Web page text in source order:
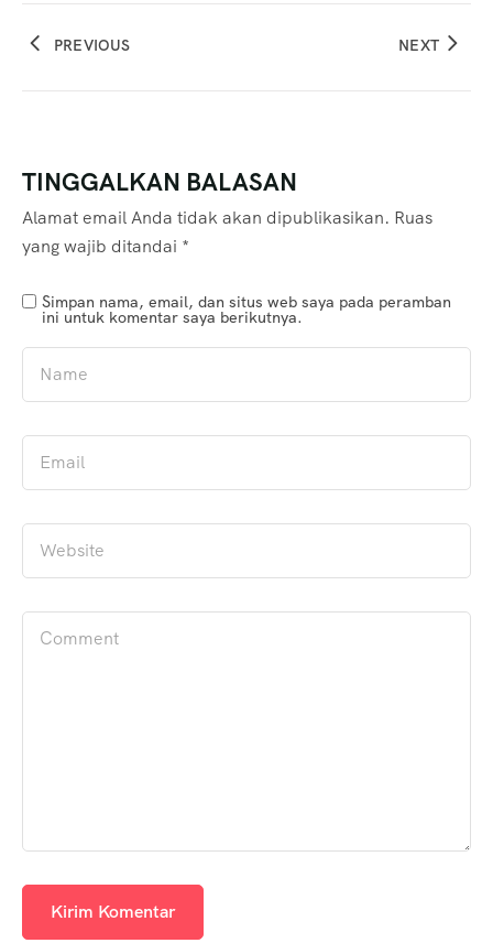
PREVIOUS NEXT
TINGGALKAN BALASAN
Alamat email Anda tidak akan dipublikasikan. Ruas
yang wajib ditandai *
Simpan nama, email, dan situs web saya pada peramban
ini untuk komentar saya berikutnya.